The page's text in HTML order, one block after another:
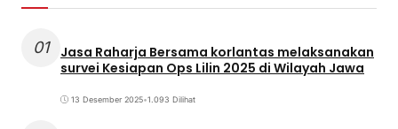
01
Jasa Raharja Bersama korlantas melaksanakan
survei Kesiapan Ops Lilin 2025 di Wilayah Jawa
13 Desember 2025•1.093 Dilihat